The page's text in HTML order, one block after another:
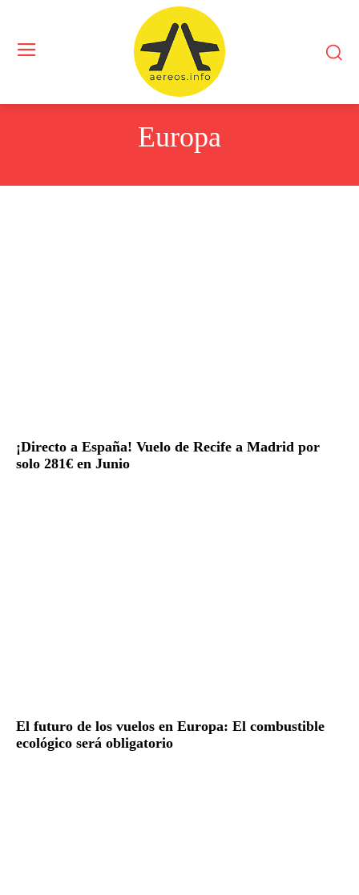
Europa
¡Directo a España! Vuelo de Recife a Madrid por
solo 281€ en Junio
El futuro de los vuelos en Europa: El combustible
ecológico será obligatorio